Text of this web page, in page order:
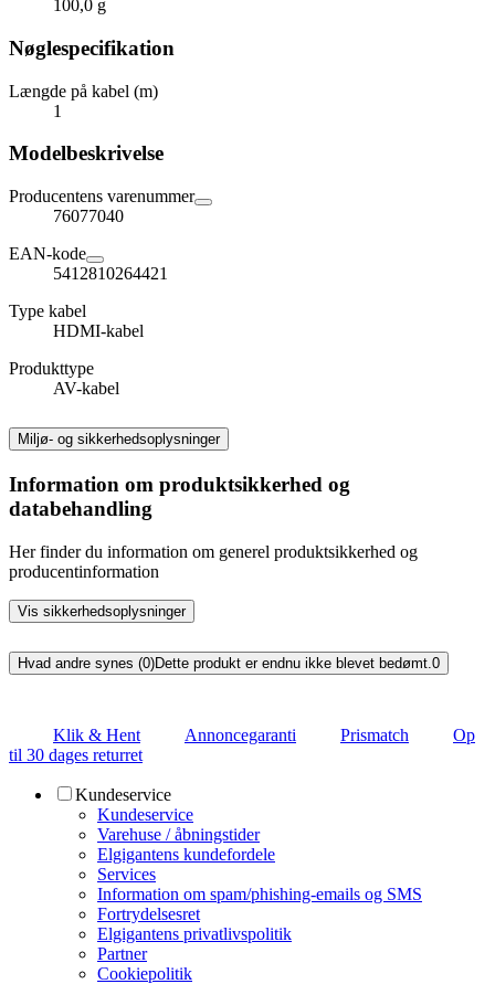
100,0 g
Nøglespecifikation
Længde på kabel (m)
1
Modelbeskrivelse
Producentens varenummer
76077040
EAN-kode
5412810264421
Type kabel
HDMI-kabel
Produkttype
AV-kabel
Miljø- og sikkerhedsoplysninger
Information om produktsikkerhed og
databehandling
Her finder du information om generel produktsikkerhed og
producentinformation
Vis sikkerhedsoplysninger
Hvad andre synes (0)Dette produkt er endnu ikke blevet bedømt. 0
Klik & Hent Annoncegaranti Prismatch
Op
til 30 dages returret
Kundeservice
Kundeservice
Varehuse / åbningstider
Elgigantens kundefordele
Services
Information om spam/phishing-emails og SMS
Fortrydelsesret
Elgigantens privatlivspolitik
Partner
Cookiepolitik